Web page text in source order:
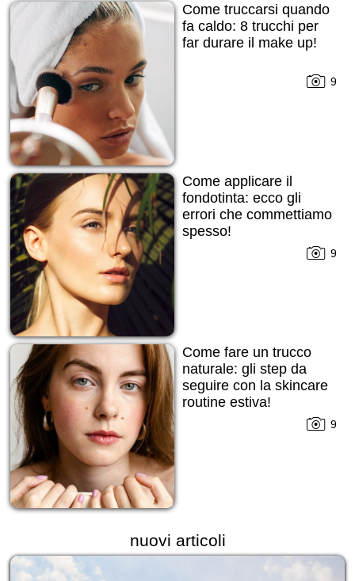
Come truccarsi quando
fa caldo: 8 trucchi per
far durare il make up!
9
Come applicare il
fondotinta: ecco gli
errori che commettiamo
spesso!
9
Come fare un trucco
naturale: gli step da
seguire con la skincare
routine estiva!
9
nuovi articoli